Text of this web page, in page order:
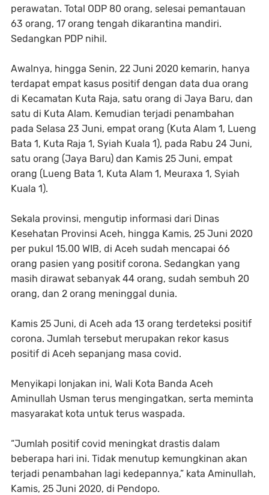
perawatan. Total ODP 80 orang, selesai pemantauan
63 orang, 17 orang tengah dikarantina mandiri.
Sedangkan PDP nihil.
Awalnya, hingga Senin, 22 Juni 2020 kemarin, hanya
terdapat empat kasus positif dengan data dua orang
di Kecamatan Kuta Raja, satu orang di Jaya Baru, dan
satu di Kuta Alam. Kemudian terjadi penambahan
pada Selasa 23 Juni, empat orang (Kuta Alam 1, Lueng
Bata 1, Kuta Raja 1, Syiah Kuala 1), pada Rabu 24 Juni,
satu orang (Jaya Baru) dan Kamis 25 Juni, empat
orang (Lueng Bata 1, Kuta Alam 1, Meuraxa 1, Syiah
Kuala 1).
Sekala provinsi, mengutip informasi dari Dinas
Kesehatan Provinsi Aceh, hingga Kamis, 25 Juni 2020
per pukul 15.00 WIB, di Aceh sudah mencapai 66
orang pasien yang positif corona. Sedangkan yang
masih dirawat sebanyak 44 orang, sudah sembuh 20
orang, dan 2 orang meninggal dunia.
Kamis 25 Juni, di Aceh ada 13 orang terdeteksi positif
corona. Jumlah tersebut merupakan rekor kasus
positif di Aceh sepanjang masa covid.
Menyikapi lonjakan ini, Wali Kota Banda Aceh
Aminullah Usman terus mengingatkan, serta meminta
masyarakat kota untuk terus waspada.
“Jumlah positif covid meningkat drastis dalam
beberapa hari ini. Tidak menutup kemungkinan akan
terjadi penambahan lagi kedepannya,” kata Aminullah,
Kamis, 25 Juni 2020, di Pendopo.